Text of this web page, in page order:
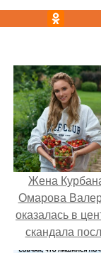
Жена
Омарова
оказалась в
скандала
визита